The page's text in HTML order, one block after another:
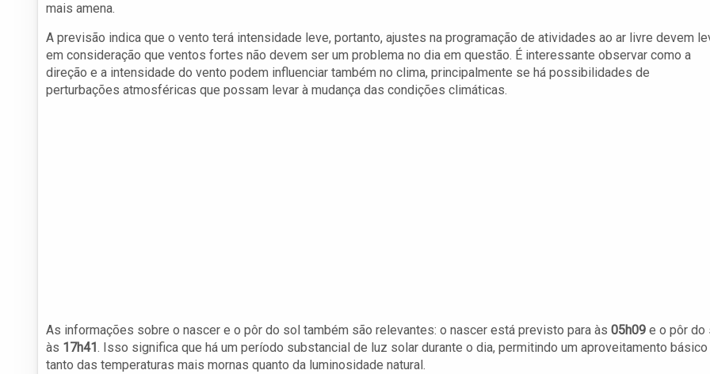
mais amena.
A previsão indica que o vento terá intensidade leve, portanto, ajustes na programação de atividades ao ar livre devem
em consideração que ventos fortes não devem ser um problema no dia em questão. É interessante observar como a
direção e a intensidade do vento podem influenciar também no clima, principalmente se há possibilidades de
perturbações atmosféricas que possam levar à mudança das condições climáticas.
As informações sobre o nascer e o pôr do sol também são relevantes: o nascer está previsto para às 05h09 e o pôr do
às 17h41 . Isso significa que há um período substancial de luz solar durante o dia, permitindo um aproveitamento básico
tanto das temperaturas mais mornas quanto da luminosidade natural.